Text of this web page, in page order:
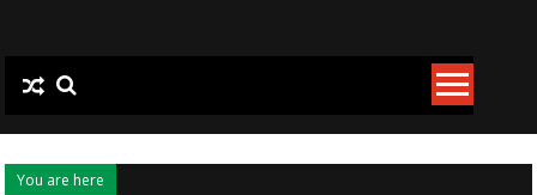
content
You are here